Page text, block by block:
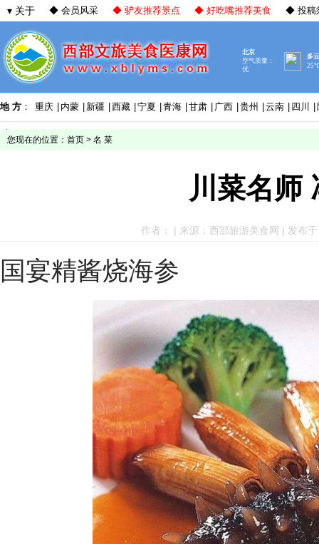
▾ 关于 ◆ 会员风采 ◆ 驴友推荐景点 ◆ 好吃嘴推荐美食 ◆ 投稿
地 方 ： 重庆 内蒙 新疆 西藏 宁夏 青海 甘肃 广西 贵州 云南 四川
您现在的位置： 首页 > 名 菜
川菜名师
作者： | 来源：西部旅游美食网 | 发布
国宴精酱烧海参